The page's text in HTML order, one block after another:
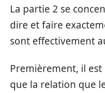
La partie 2 se
dire et faire
sont effectivement
Premièrement, il
que la relation que